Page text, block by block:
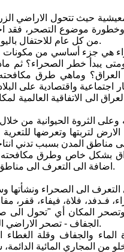
حيث تتحول الاراضي
من كل عام للاحتفال باليوم العالمي لمكافحة التصحر والجفاف.
هي جزء أساسي من مكونات
يبدأ خطر الصحراء؟ ثم
وماهي طرق
اجتماعية واقتصادية على
الى الاتفاقية العالمية
الثروة الحيوانية من خلال
لتربتها وتعرضها
مناطق المدن بسبب تدني
بشكل خاص وطرق مكافحته
اضافة الى التعرف الى مناطق التصحر في العراق وحالاته وأشكاله.
وتصحر المكان أي "تحول
الجفاف - تصحر الاراضي الزراعية يمثل خطراً على اقتصادنا (2).
الماء والجفاف وقلة
من المجاري المائية